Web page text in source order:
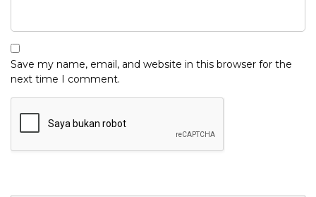
Save my name, email, and website in this browser for the
next time I comment.